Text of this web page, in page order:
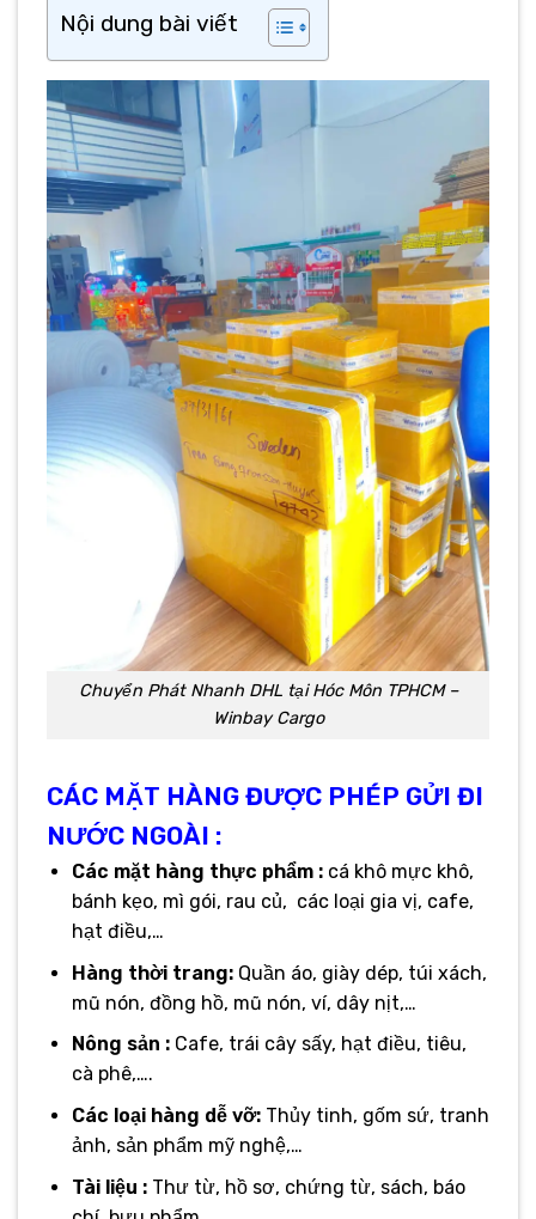
Nội dung bài viết
Chuyển Phát Nhanh DHL tại Hóc Môn TPHCM –
Winbay Cargo
CÁC MẶT HÀNG ĐƯỢC PHÉP GỬI ĐI
NƯỚC NGOÀI :
Các mặt hàng thực phẩm : cá khô mực khô,
bánh kẹo, mì gói, rau củ, các loại gia vị, cafe,
hạt điều,…
Hàng thời trang:Quần áo, giày dép, túi xách,
mũ nón, đồng hồ, mũ nón, ví, dây nịt,…
Nông sản :Cafe, trái cây sấy, hạt điều, tiêu,
cà phê,….
Các loại hàng dễ vỡ:Thủy tinh, gốm sứ, tranh
ảnh, sản phẩm mỹ nghệ,…
Tài liệu :Thư từ, hồ sơ, chứng từ, sách, báo